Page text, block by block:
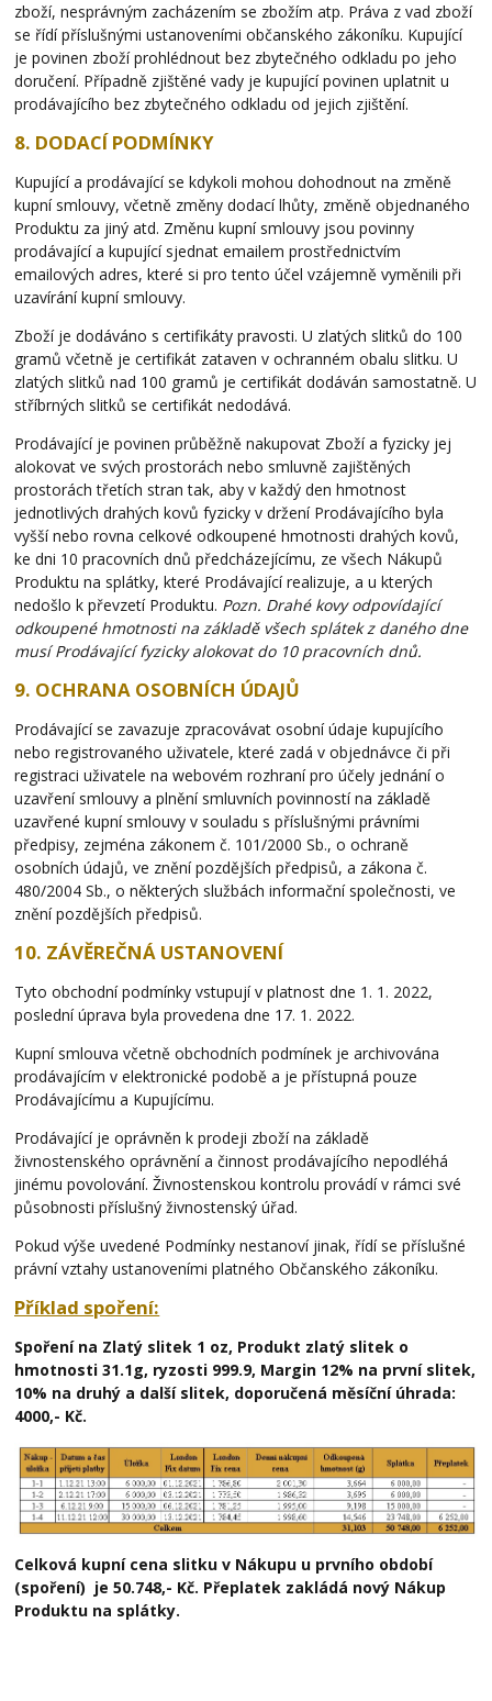
zboží, nesprávným zacházením se zbožím atp. Práva z vad zboží
se řídí příslušnými ustanoveními občanského zákoníku. Kupující
je povinen zboží prohlédnout bez zbytečného odkladu po jeho
doručení. Případně zjištěné vady je kupující povinen uplatnit u
prodávajícího bez zbytečného odkladu od jejich zjištění.
8. DODACÍ PODMÍNKY
Kupující a prodávající se kdykoli mohou dohodnout na změně
kupní smlouvy, včetně změny dodací lhůty, změně objednaného
Produktu za jiný atd. Změnu kupní smlouvy jsou povinny
prodávající a kupující sjednat emailem prostřednictvím
emailových adres, které si pro tento účel vzájemně vyměnili při
uzavírání kupní smlouvy.
Zboží je dodáváno s certifikáty pravosti. U zlatých slitků do 100
gramů včetně je certifikát zataven v ochranném obalu slitku. U
zlatých slitků nad 100 gramů je certifikát dodáván samostatně. U
stříbrných slitků se certifikát nedodává.
Prodávající je povinen průběžně nakupovat Zboží a fyzicky jej
alokovat ve svých prostorách nebo smluvně zajištěných
prostorách třetích stran tak, aby v každý den hmotnost
jednotlivých drahých kovů fyzicky v držení Prodávajícího byla
vyšší nebo rovna celkové odkoupené hmotnosti drahých kovů,
ke dni 10 pracovních dnů předcházejícímu, ze všech Nákupů
Produktu na splátky, které Prodávající realizuje, a u kterých
nedošlo k převzetí Produktu. Pozn. Drahé kovy odpovídající
odkoupené hmotnosti na základě všech splátek z daného dne
musí Prodávající fyzicky alokovat do 10 pracovních dnů.
9. OCHRANA OSOBNÍCH ÚDAJŮ
Prodávající se zavazuje zpracovávat osobní údaje kupujícího
nebo registrovaného uživatele, které zadá v objednávce či při
registraci uživatele na webovém rozhraní pro účely jednání o
uzavření smlouvy a plnění smluvních povinností na základě
uzavřené kupní smlouvy v souladu s příslušnými právními
předpisy, zejména zákonem č. 101/2000 Sb., o ochraně
osobních údajů, ve znění pozdějších předpisů, a zákona č.
480/2004 Sb., o některých službách informační společnosti, ve
znění pozdějších předpisů.
10. ZÁVĚREČNÁ USTANOVENÍ
Tyto obchodní podmínky vstupují v platnost dne 1. 1. 2022,
poslední úprava byla provedena dne 17. 1. 2022.
Kupní smlouva včetně obchodních podmínek je archivována
prodávajícím v elektronické podobě a je přístupná pouze
Prodávajícímu a Kupujícímu.
Prodávající je oprávněn k prodeji zboží na základě
živnostenského oprávnění a činnost prodávajícího nepodléhá
jinému povolování. Živnostenskou kontrolu provádí v rámci své
působnosti příslušný živnostenský úřad.
Pokud výše uvedené Podmínky nestanoví jinak, řídí se příslušné
právní vztahy ustanoveními platného Občanského zákoníku.
Příklad spoření:
Spoření na Zlatý slitek 1 oz, Produkt zlatý slitek o
hmotnosti 31.1g, ryzosti 999.9, Margin 12% na první slitek,
10% na druhý a další slitek, doporučená měsíční úhrada:
4000,- Kč.
Celková kupní cena slitku v Nákupu u prvního období
(spoření) je 50.748,- Kč. Přeplatek zakládá nový Nákup
Produktu na splátky.